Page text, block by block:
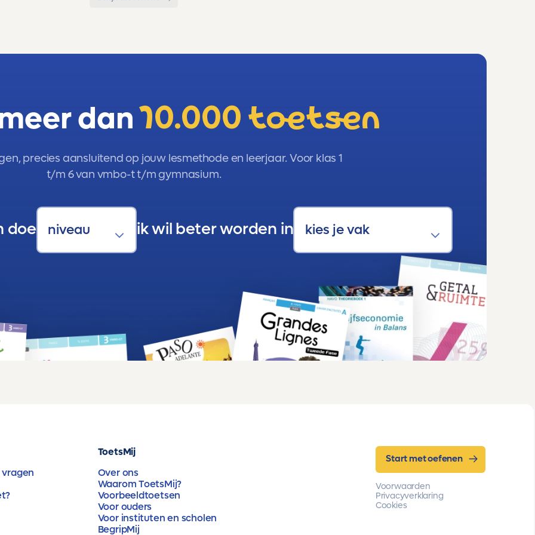
dan10.000 toetsen
precies aansluitend op jouw lesmethode en leerjaar. Voor klas 1
t/m 6 van vmbo-t t/m gymnasium.
doe ik wil beter worden in
ToetsMij
Over ons
Waarom ToetsMij?
Voorbeeldtoetsen
Voor ouders
Voor instituten en scholen
BegripMij
Start met oefenen
Voorwaarden
Privacyverklaring
Cookies